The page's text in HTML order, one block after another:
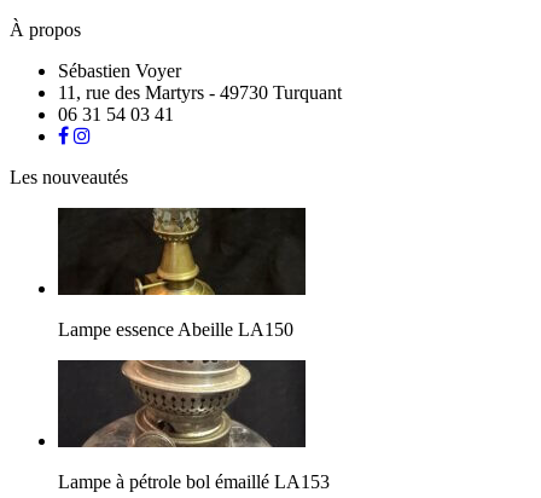
À propos
Sébastien Voyer
11, rue des Martyrs - 49730 Turquant
06 31 54 03 41
Les nouveautés
Lampe essence Abeille LA150
Lampe à pétrole bol émaillé LA153